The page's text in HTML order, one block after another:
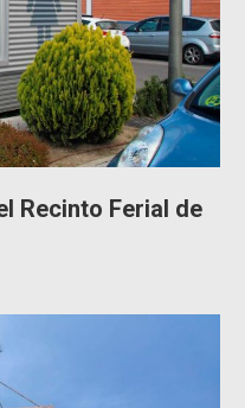
Recinto Ferial de